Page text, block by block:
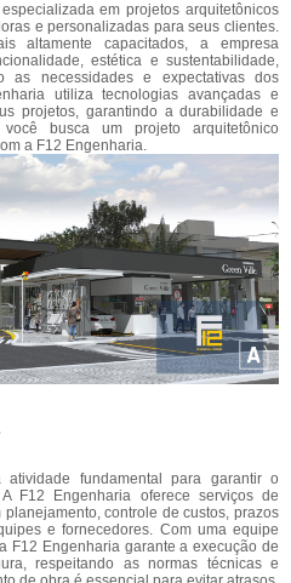
em projetos arquitetônicos
e personalizadas para seus clientes.
altamente capacitados, a empresa
estética e sustentabilidade,
as necessidades e expectativas dos
utiliza tecnologias avançadas e
projetos, garantindo a durabilidade e
busca um projeto arquitetônico
a F12 Engenharia.
fundamental para garantir o
F12 Engenharia oferece serviços de
controle de custos, prazos
e fornecedores. Com uma equipe
F12 Engenharia garante a execução de
respeitando as normas técnicas e